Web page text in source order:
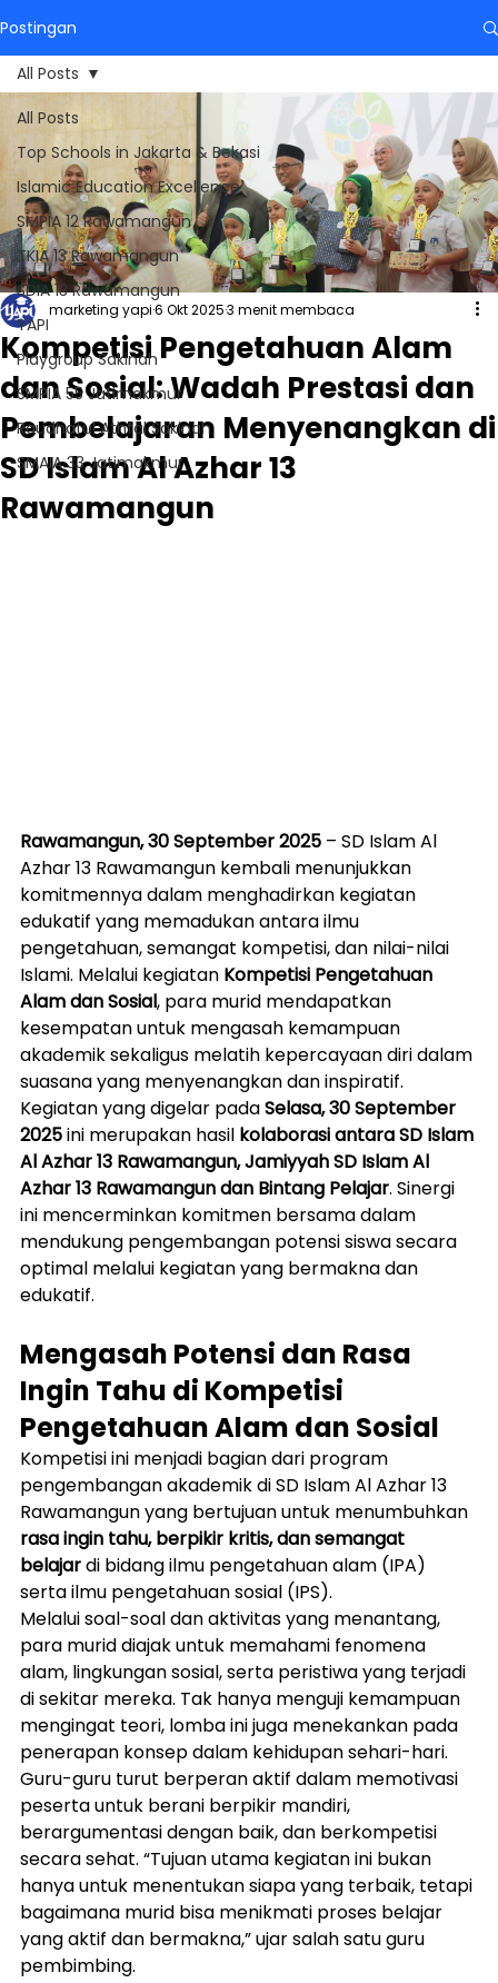
Postingan
All Posts
Top Schools in Jakarta & Bekasi
Islamic Education Excellence
SMPIA 12 Rawamangun
TKIA 13 Rawamangun
SDIA 13 Rawamangun
YAPI
Playgroup Sakinah
SMPIA 55 Jatimakmur
Raudhatul Athfal Sakinah
SMAIA 33 Jatimakmur
All Posts
Kompetisi Pengetahuan Alam
dan Sosial: Wadah Prestasi dan
Pembelajaran Menyenangkan di
SD Islam Al Azhar 13
Rawamangun
marketing yapi6 Okt 20253 menit membaca
Rawamangun, 30 September 2025 – SD Islam Al
Azhar 13 Rawamangun kembali menunjukkan
komitmennya dalam menghadirkan kegiatan
edukatif yang memadukan antara ilmu
pengetahuan, semangat kompetisi, dan nilai-nilai
Islami. Melalui kegiatan Kompetisi Pengetahuan
Alam dan Sosial, para murid mendapatkan
kesempatan untuk mengasah kemampuan
akademik sekaligus melatih kepercayaan diri dalam
suasana yang menyenangkan dan inspiratif.
Kegiatan yang digelar pada Selasa, 30 September
2025 ini merupakan hasil kolaborasi antara SD Islam
Al Azhar 13 Rawamangun, Jamiyyah SD Islam Al
Azhar 13 Rawamangun dan Bintang Pelajar. Sinergi
ini mencerminkan komitmen bersama dalam
mendukung pengembangan potensi siswa secara
optimal melalui kegiatan yang bermakna dan
edukatif.
Mengasah Potensi dan Rasa
Ingin Tahu di Kompetisi
Pengetahuan Alam dan Sosial
Kompetisi ini menjadi bagian dari program
pengembangan akademik di SD Islam Al Azhar 13
Rawamangun yang bertujuan untuk menumbuhkan
rasa ingin tahu, berpikir kritis, dan semangat
belajar di bidang ilmu pengetahuan alam (IPA)
serta ilmu pengetahuan sosial (IPS).
Melalui soal-soal dan aktivitas yang menantang,
para murid diajak untuk memahami fenomena
alam, lingkungan sosial, serta peristiwa yang terjadi
di sekitar mereka. Tak hanya menguji kemampuan
mengingat teori, lomba ini juga menekankan pada
penerapan konsep dalam kehidupan sehari-hari.
Guru-guru turut berperan aktif dalam memotivasi
peserta untuk berani berpikir mandiri,
berargumentasi dengan baik, dan berkompetisi
secara sehat. “Tujuan utama kegiatan ini bukan
hanya untuk menentukan siapa yang terbaik, tetapi
bagaimana murid bisa menikmati proses belajar
yang aktif dan bermakna,” ujar salah satu guru
pembimbing.